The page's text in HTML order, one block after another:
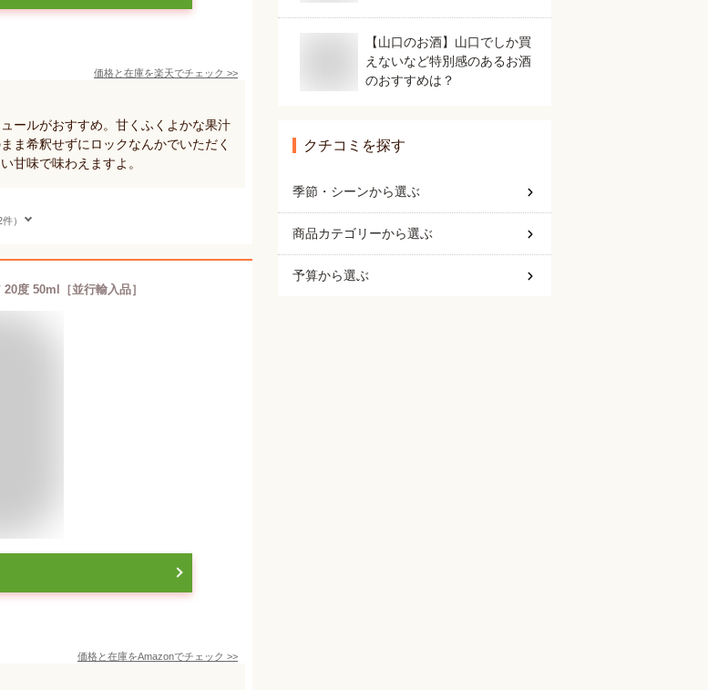
価格と在庫を楽天でチェック >>
ールがおすすめ。甘くふくよかな果汁
ま希釈せずにロックなんかでいただく
甘味で味わえますよ。
）
度 50ml［並行輸入品］
価格と在庫をAmazonでチェック >>
【山口のお酒】山口でしか買
えないなど特別感のあるお酒
のおすすめは？
クチコミを探す
季節・シーンから選ぶ
商品カテゴリーから選ぶ
予算から選ぶ